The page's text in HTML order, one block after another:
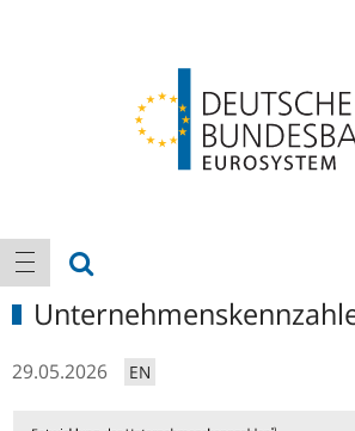
Hauptnavigation
Navigation anzeigen
29.05.2026 EN